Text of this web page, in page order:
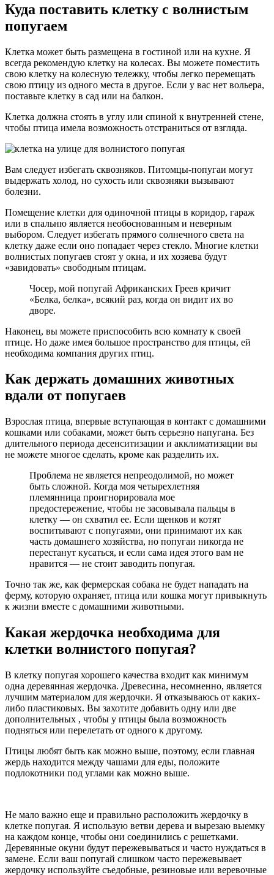
Куда поставить клетку с волнистым
попугаем
Клетка может быть размещена в гостиной или на кухне. Я
всегда рекомендую клетку на колесах. Вы можете поместить
свою клетку на колесную тележку, чтобы легко перемещать
свою птицу из одного места в другое. Если у вас нет вольера,
поставьте клетку в сад или на балкон.
Клетка должна стоять в углу или спиной к внутренней стене,
чтобы птица имела возможность отстраниться от взгляда.
Вам следует избегать сквозняков. Питомцы-попугаи могут
выдержать холод, но сухость или сквозняки вызывают
болезни.
Помещение клетки для одиночной птицы в коридор, гараж
или в спальню является необоснованным и неверным
выбором. Следует избегать прямого солнечного света на
клетку даже если оно попадает через стекло. Многие клетки
волнистых попугаев стоят у окна, и их хозяева будут
«завидовать» свободным птицам.
Чосер, мой попугай Африканских Греев кричит
«Белка, белка», всякий раз, когда он видит их во
дворе.
Наконец, вы можете приспособить всю комнату к своей
птице. Но даже имея большое пространство для птицы, ей
необходима компания других птиц.
Как держать домашних животных
вдали от попугаев
Взрослая птица, впервые вступающая в контакт с домашними
кошками или собаками, может быть серьезно напугана. Без
длительного периода десенситизации и акклиматизации вы
не можете многое сделать, кроме как разделить их.
Проблема не является непреодолимой, но может
быть сложной. Когда моя четырехлетняя
племянница проигнорировала мое
предостережение, чтобы не засовывала пальцы в
клетку — он схватил ее. Если щенков и котят
воспитывают с попугаями, они принимают их как
часть домашнего хозяйства, но попугаи никогда не
перестанут кусаться, и если сама идея этого вам не
нравится — не стоит заводить попугая.
Точно так же, как фермерская собака не будет нападать на
ферму, которую охраняет, птица или кошка могут привыкнуть
к жизни вместе с домашними животными.
Какая жердочка необходима для
клетки волнистого попугая?
В клетку попугая хорошего качества входит как минимум
одна деревянная жердочка. Древесина, несомненно, является
лучшим материалом для жердочки. Я отказываюсь от каких-
либо пластиковых. Вы захотите добавить одну или две
дополнительных , чтобы у птицы была возможность
подняться или перелетать от одного к другому.
Птицы любят быть как можно выше, поэтому, если главная
жердь находится между чашами для еды, положите
подлокотники под углами как можно выше.
Не мало важно еще и правильно расположить жердочку в
клетке попугая. Я использую ветви дерева и вырезаю выемку
на каждом конце, чтобы они соединились с решетками.
Деревянные окуни будут пережевываться и часто нуждаться в
замене. Если ваш попугай слишком часто пережевывает
жердочку используйте съедобные, резиновые или веревочные